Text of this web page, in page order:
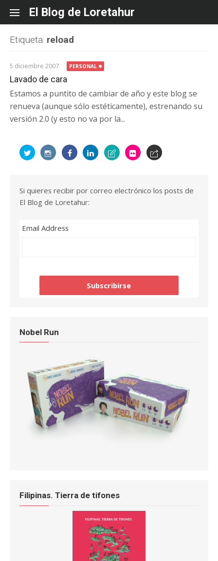
content
El Blog de Loretahur
Etiqueta: reload
5 diciembre 2007 PERSONAL
Lavado de cara
Estamos a puntito de cambiar de año y este blog se
renueva (aunque sólo estéticamente), estrenando su
versión 2.0 (y esto no va por la...
Si quieres recibir por correo electrónico los posts de
El Blog de Loretahur:
Email Address
Nobel Run
Filipinas. Tierra de tifones